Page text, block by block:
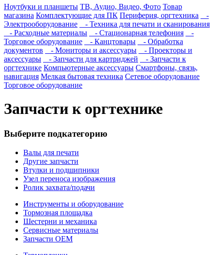
Ноутбуки и планшеты ТВ, Аудио, Видео, Фото Товар
магазина Комплектующие для ПК Периферия, оргтехника
-
Электрооборудование
- Техника для печати и сканирования
- Расходные материалы
- Стационарная телефония
-
Торговое оборудование
- Канцтовары
- Обработка
документов
- Мониторы и аксессуары
- Проекторы и
аксессуары
- Запчасти для картриджей
- Запчасти к
оргтехнике Компьютерные аксессуары Смартфоны, связь,
навигация Мелкая бытовая техника Сетевое оборудование
Торговое оборудование
Запчасти к оргтехнике
Выберите подкатегорию
Валы для печати
Другие запчасти
Втулки и подшипники
Узел переноса изображения
Ролик захвата/подачи
Инструменты и оборудование
Тормозная площадка
Шестерни и механика
Сервисные материалы
Запчасти ОЕМ